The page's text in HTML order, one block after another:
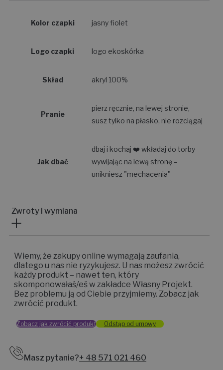
Kolor czapki jasny fiolet
Logo czapki logo ekoskórka
Skład akryl 100%
Pranie
pierz ręcznie, na lewej stronie,
susz tylko na płasko, nie rozciągaj
Jak dbać
dbaj i kochaj ❤️ wkładaj do torby
wywijając na lewą stronę –
unikniesz "mechacenia"
Zwroty i wymiana
Wiemy, że zakupy online wymagają zaufania,
dlatego u nas nie ryzykujesz. U nas możesz zwrócić
każdy produkt – nawet ten, który
skomponowałaś/eś w zakładce Własny Projekt.
Bez problemu ją od Ciebie przyjmiemy. Zobacz jak
zwrócić produkt.
Zobacz jak zwrócić produkt Odstąp od umowy
Masz pytanie?+ 48 571 021 460